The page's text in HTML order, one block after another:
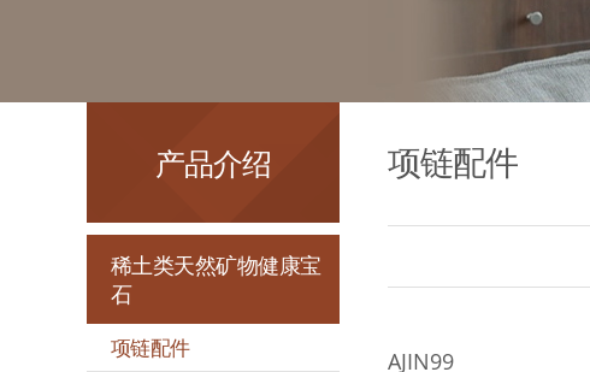
产品介绍
稀土类天然矿物健康宝
石
项链配件
项链配件
AJIN99